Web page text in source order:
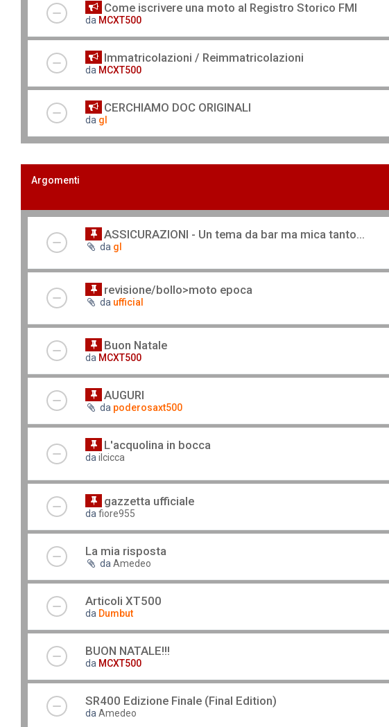
Come iscrivere una moto al Registro Storico FMI
da MCXT500
Immatricolazioni / Reimmatricolazioni
da MCXT500
CERCHIAMO DOC ORIGINALI
da gl
Argomenti
ASSICURAZIONI - Un tema da bar ma mica tanto...
da gl
revisione/bollo>moto epoca
da ufficial
Buon Natale
da MCXT500
AUGURI
da poderosaxt500
L'acquolina in bocca
dailcicca
gazzetta ufficiale
da fiore955
La mia risposta
da Amedeo
Articoli XT500
da Dumbut
BUON NATALE!!!
da MCXT500
SR400 Edizione Finale (Final Edition)
da Amedeo